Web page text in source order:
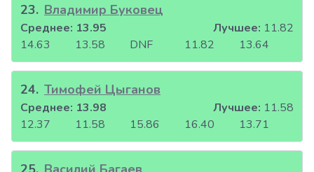
23. Владимир Буковец
14.63 13.58 DNF 11.82 13.64
Среднее: 13.95 Лучшее: 11.82
24. Тимофей Цыганов
12.37 11.58 15.86 16.40 13.71
Среднее: 13.98 Лучшее: 11.58